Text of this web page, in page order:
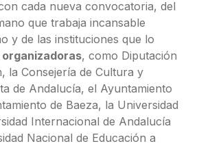
cada nueva convocatoria, del
que trabaja incansable
y de las instituciones que lo
organizadoras, como Diputación
la Consejería de Cultura y
de Andalucía, el Ayuntamiento
de Baeza, la Universidad
Internacional de Andalucía
Nacional de Educación a